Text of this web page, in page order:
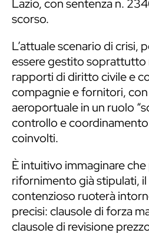
Lazio, con sentenza n.
scorso.
L’attuale scenario di crisi,
essere gestito soprattutto
rapporti di diritto civile e
compagnie e fornitori,
aeroportuale in un ruolo
controllo e
coinvolti.
È intuitivo immaginare
rifornimento già stipulati,
contenzioso ruoterà
precisi: clausole di forza
clausole di revisione